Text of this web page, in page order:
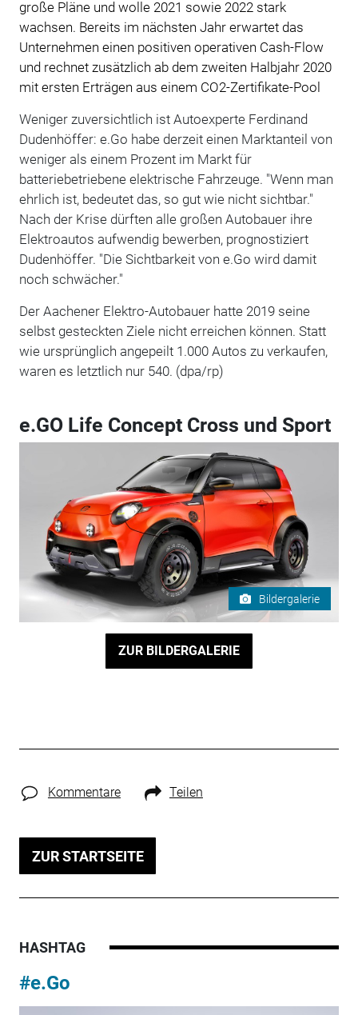
große Pläne und wolle 2021 sowie 2022 stark
wachsen. Bereits im nächsten Jahr erwartet das
Unternehmen einen positiven operativen Cash-Flow
und rechnet zusätzlich ab dem zweiten Halbjahr 2020
mit ersten Erträgen aus einem CO2-Zertifikate-Pool
Weniger zuversichtlich ist Autoexperte Ferdinand
Dudenhöffer: e.Go habe derzeit einen Marktanteil von
weniger als einem Prozent im Markt für
batteriebetriebene elektrische Fahrzeuge. "Wenn man
ehrlich ist, bedeutet das, so gut wie nicht sichtbar."
Nach der Krise dürften alle großen Autobauer ihre
Elektroautos aufwendig bewerben, prognostiziert
Dudenhöffer. "Die Sichtbarkeit von e.Go wird damit
noch schwächer."
Der Aachener Elektro-Autobauer hatte 2019 seine
selbst gesteckten Ziele nicht erreichen können. Statt
wie ursprünglich angepeilt 1.000 Autos zu verkaufen,
waren es letztlich nur 540. (dpa/rp)
e.GO Life Concept Cross und Sport
Bildergalerie
ZUR BILDERGALERIE
Kommentare Teilen
ZUR STARTSEITE
HASHTAG
#e.Go